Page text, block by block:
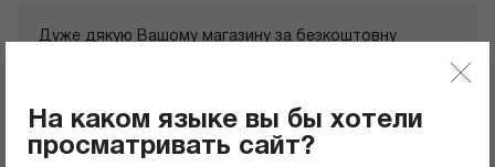
Дуже дякую Вашому магазину за безкоштовну
замовляти ще!
ЧИТАТЬ ПОЛНОСТЬЮ
На каком языке вы бы хотели
просматривать сайт?